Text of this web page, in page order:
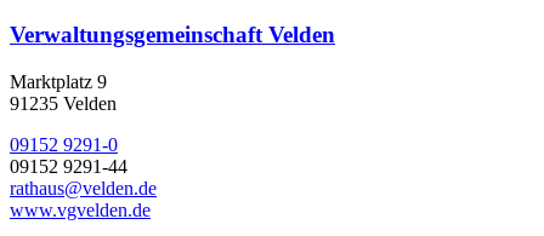
Verwaltungsgemeinschaft Velden
Marktplatz 9
91235 Velden
09152 9291-0
09152 9291-44
rathaus@velden.de
www.vgvelden.de